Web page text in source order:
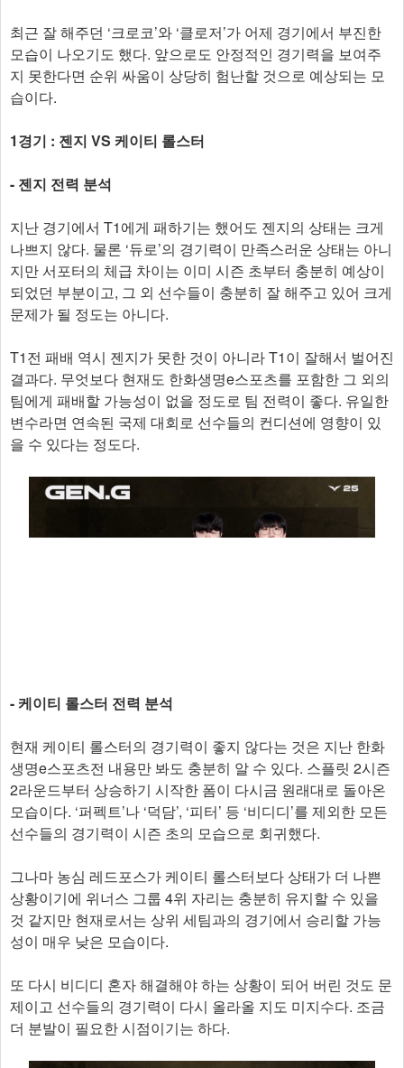
최근 잘 해주던 ‘크로코’와 ‘클로저’가 어제 경기에서 부진한
모습이 나오기도 했다. 앞으로도 안정적인 경기력을 보여주
지 못한다면 순위 싸움이 상당히 험난할 것으로 예상되는 모
습이다.
1경기 : 젠지 VS 케이티 롤스터
- 젠지 전력 분석
지난 경기에서 T1에게 패하기는 했어도 젠지의 상태는 크게
나쁘지 않다. 물론 ‘듀로’의 경기력이 만족스러운 상태는 아니
지만 서포터의 체급 차이는 이미 시즌 초부터 충분히 예상이
되었던 부분이고, 그 외 선수들이 충분히 잘 해주고 있어 크게
문제가 될 정도는 아니다.
T1전 패배 역시 젠지가 못한 것이 아니라 T1이 잘해서 벌어진
결과다. 무엇보다 현재도 한화생명e스포츠를 포함한 그 외의
팀에게 패배할 가능성이 없을 정도로 팀 전력이 좋다. 유일한
변수라면 연속된 국제 대회로 선수들의 컨디션에 영향이 있
을 수 있다는 정도다.
- 케이티 롤스터 전력 분석
현재 케이티 롤스터의 경기력이 좋지 않다는 것은 지난 한화
생명e스포츠전 내용만 봐도 충분히 알 수 있다. 스플릿 2시즌
2라운드부터 상승하기 시작한 폼이 다시금 원래대로 돌아온
모습이다. ‘퍼펙트’나 ‘덕담’, ‘피터’ 등 ‘비디디’를 제외한 모든
선수들의 경기력이 시즌 초의 모습으로 회귀했다.
그나마 농심 레드포스가 케이티 롤스터보다 상태가 더 나쁜
상황이기에 위너스 그룹 4위 자리는 충분히 유지할 수 있을
것 같지만 현재로서는 상위 세팀과의 경기에서 승리할 가능
성이 매우 낮은 모습이다.
또 다시 비디디 혼자 해결해야 하는 상황이 되어 버린 것도 문
제이고 선수들의 경기력이 다시 올라올 지도 미지수다. 조금
더 분발이 필요한 시점이기는 하다.